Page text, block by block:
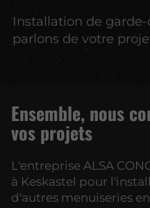
Installation de
parlons de votre
Ensemble, nous
vos projets
L'entreprise ALSA
à Keskastel pour
d'autres menuiseries